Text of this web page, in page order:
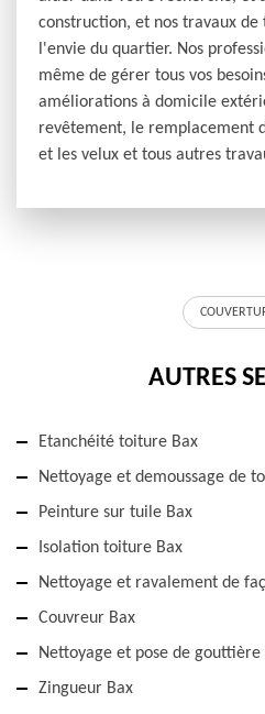
construction, et nos travaux
l'envie du quartier. Nos
même de gérer tous vos
améliorations à domicile
revêtement, le remplacement
et les velux et tous autres
AUTRES
Etanchéité toiture Bax
Nettoyage et demoussage de
Peinture sur tuile Bax
Isolation toiture Bax
Nettoyage et ravalement de
Couvreur Bax
Nettoyage et pose de gouttière
Zingueur Bax